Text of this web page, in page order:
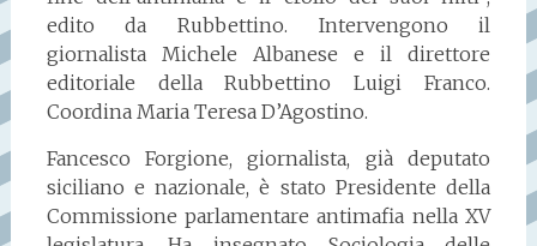
edito da Rubbettino. Intervengono il
giornalista Michele Albanese e il direttore
editoriale della Rubbettino Luigi Franco.
Coordina Maria Teresa D’Agostino.
Fancesco Forgione, giornalista, già deputato
siciliano e nazionale, è stato Presidente della
Commissione parlamentare antimafia nella XV